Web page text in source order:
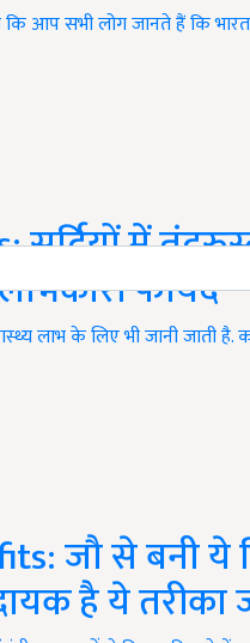
आप सभी लोग जानते हैं कि भारत
में
फायदे
लाभ के लिए भी जानी जाती
जौ से बनी ये
है ये तरीका